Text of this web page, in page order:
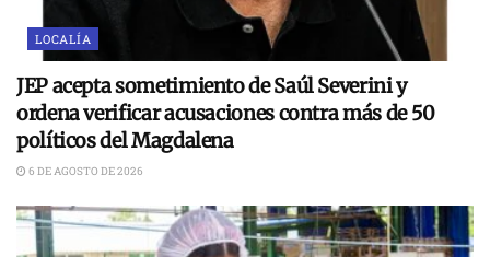
LOCALÍA
JEP acepta sometimiento de Saúl Severini y
ordena verificar acusaciones contra más de 50
políticos del Magdalena
6 DE AGOSTO DE 2026